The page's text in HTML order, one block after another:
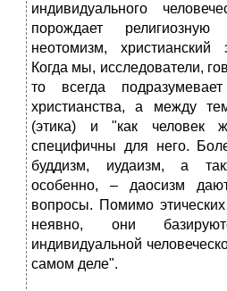
индивидуального
порождает
неотомизм, христианский
Когда мы, исследователи,
то всегда
христианства, а между
(этика) и "как человек
специфичны для него.
буддизм, иудаизм, а
особенно, – даосизм
вопросы. Помимо
неявно, они
индивидуальной
самом деле".